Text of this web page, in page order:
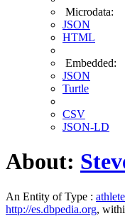
Microdata:
JSON
HTML
Embedded:
JSON
Turtle
CSV
JSON-LD
About:
An Entity of Type : athlete
http://es.dbpedia.org,